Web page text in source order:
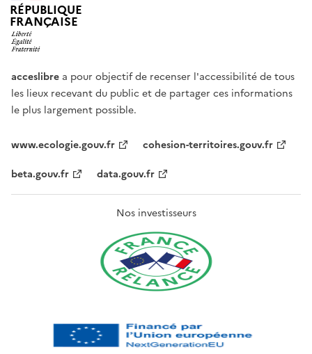
RÉPUBLIQUE
FRANÇAISE
acceslibre a pour objectif de recenser l'accessibilité de tous
les lieux recevant du public et de partager ces informations
le plus largement possible.
www.ecologie.gouv.fr
cohesion-territoires.gouv.fr
beta.gouv.fr
data.gouv.fr
Nos investisseurs